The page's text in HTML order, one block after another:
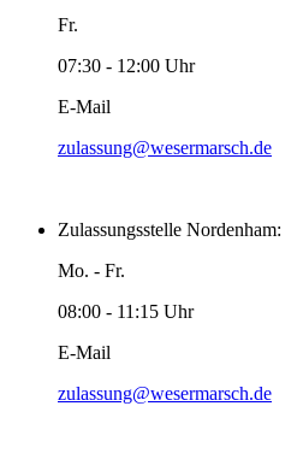
Fr.
07:30 - 12:00 Uhr
E-Mail
zulassung@wesermarsch.de
Zulassungsstelle Nordenham:
Mo. - Fr.
08:00 - 11:15 Uhr
E-Mail
zulassung@wesermarsch.de